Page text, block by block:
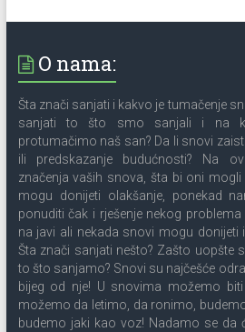
O nama:
Šta znači sanjati i kakvo je tumačenje
sanjati to što smo sanjali i na
protumačimo naš san? Da li snovi
ili predskazanje budućnosti? Na
značenja vaših snova, šta bi oni
mogu donijeti olakšanje, ponekad
ponuditi čak i rješenje nekog
na javi ali nekada snovi mogu donijeti
Šta znači sanjati nešto? Zašto uopšte
to što sanjamo? Snovi su najčešće
bijeg od nje! U snovima možemo
možemo da letimo, da ronimo,
budemo jaki kao voz! Nadamo se da